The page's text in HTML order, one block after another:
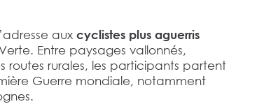
aux cyclistes plus aguerris
Entre paysages vallonnés,
routes rurales, les participants partent
Guerre mondiale, notamment